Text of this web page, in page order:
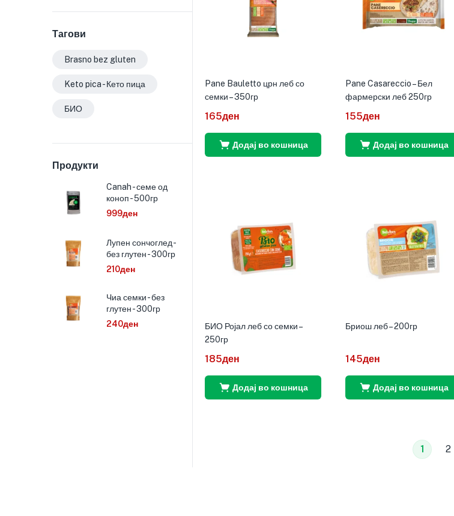
Pane Bauletto црн леб со
семки – 350гр
165ден
Додај во кошница
Pane Casareccio – Бел
фармерски леб 250гр
155ден
Додај во кошница
БИО Ројал леб со семки –
250гр
185ден
Додај во кошница
Бриош леб – 200гр
145ден
Додај во кошница
1 2
Тагови
Brasno bez gluten
Keto pica - Кето пица
БИО
Продукти
Canah - семе од
коноп - 500гр
999ден
Лупен сончоглед -
без глутен - 300гр
210ден
Чиа семки - без
глутен - 300гр
240ден